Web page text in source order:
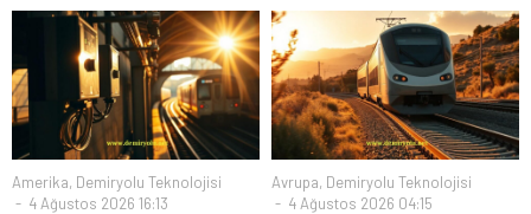
Amerika, Demiryolu Teknolojisi
4 Ağustos 2026 16:13
Avrupa, Demiryolu Teknolojisi
4 Ağustos 2026 04:15